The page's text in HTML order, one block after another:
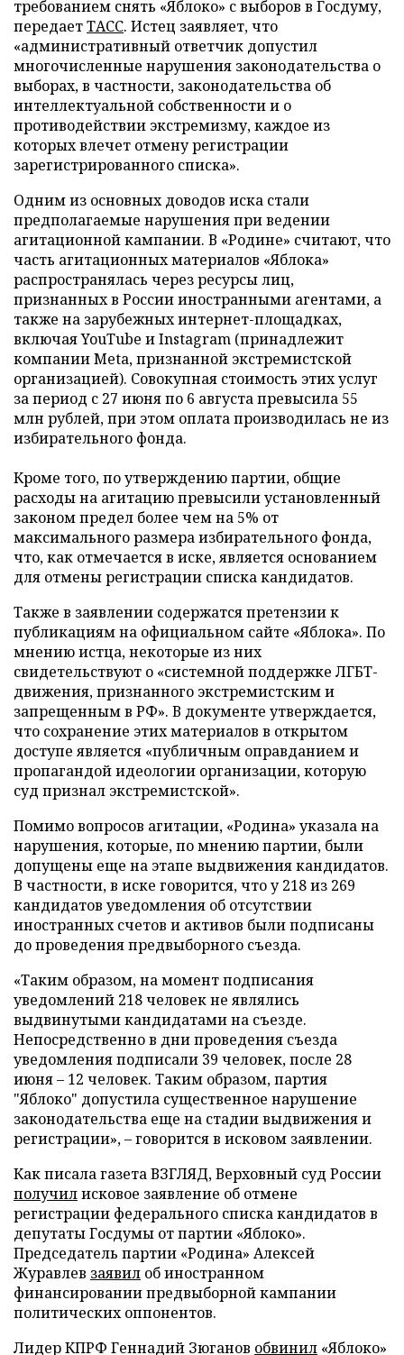
требованием снять «Яблоко» с выборов в Госдуму,
передаетТАСС. Истец заявляет, что
«административный ответчик допустил
многочисленные нарушения законодательства о
выборах, в частности, законодательства об
интеллектуальной собственности и о
противодействии экстремизму, каждое из
которых влечет отмену регистрации
зарегистрированного списка».
Одним из основных доводов иска стали
предполагаемые нарушения при ведении
агитационной кампании. В «Родине» считают, что
часть агитационных материалов «Яблока»
распространялась через ресурсы лиц,
признанных в России иностранными агентами, а
также на зарубежных интернет-площадках,
включая YouTube и Instagram (принадлежит
компании Meta, признанной экстремистской
организацией). Совокупная стоимость этих услуг
за период с 27 июня по 6 августа превысила 55
млн рублей, при этом оплата производилась не из
избирательного фонда.
Кроме того, по утверждению партии, общие
расходы на агитацию превысили установленный
законом предел более чем на 5% от
максимального размера избирательного фонда,
что, как отмечается в иске, является основанием
для отмены регистрации списка кандидатов.
Также в заявлении содержатся претензии к
публикациям на официальном сайте «Яблока». По
мнению истца, некоторые из них
свидетельствуют о «системной поддержке ЛГБТ-
движения, признанного экстремистским и
запрещенным в РФ». В документе утверждается,
что сохранение этих материалов в открытом
доступе является «публичным оправданием и
пропагандой идеологии организации, которую
суд признал экстремистской».
Помимо вопросов агитации, «Родина» указала на
нарушения, которые, по мнению партии, были
допущены еще на этапе выдвижения кандидатов.
В частности, в иске говорится, что у 218 из 269
кандидатов уведомления об отсутствии
иностранных счетов и активов были подписаны
до проведения предвыборного съезда.
«Таким образом, на момент подписания
уведомлений 218 человек не являлись
выдвинутыми кандидатами на съезде.
Непосредственно в дни проведения съезда
уведомления подписали 39 человек, после 28
июня – 12 человек. Таким образом, партия
"Яблоко" допустила существенное нарушение
законодательства еще на стадии выдвижения и
регистрации», – говорится в исковом заявлении.
Как писала газета ВЗГЛЯД, Верховный суд России
получилисковое заявление об отмене
регистрации федерального списка кандидатов в
депутаты Госдумы от партии «Яблоко».
Председатель партии «Родина» Алексей
Журавлев заявил об иностранном
финансировании предвыборной кампании
политических оппонентов.
Лидер КПРФ Геннадий Зюганов обвинил «Яблоко»